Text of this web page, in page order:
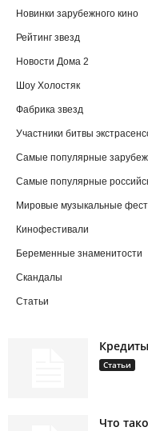
Новинки зарубежного кино
Рейтинг звезд
Новости Дома 2
Шоу Холостяк
Фабрика звезд
Участники битвы
Самые популярные
Самые популярные
Мировые музыкальные
Кинофестивали
Беременные знаменитости
Скандалы
Статьи
Статьи
Что